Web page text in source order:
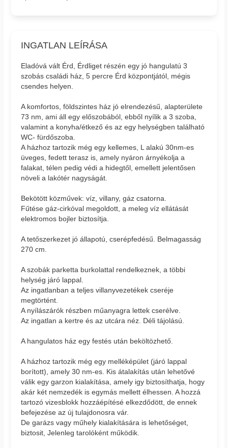
INGATLAN LEÍRÁSA
Eladóvá vált Érd, Érdliget részén egy jó hangulatú 3
szobás családi ház, 5 percre Érd központjától, mégis
csendes helyen.
A komfortos, földszintes ház jó elrendezésű, alapterülete
73 nm, ami áll egy előszobából, ebből nyílik a 3 szoba,
valamint a konyha/étkező és az egy helységben található
WC- fürdőszoba.
A házhoz tartozik még egy kellemes, L alakú 30nm-es
üveges, fedett terasz is, amely nyáron árnyékolja a
falakat, télen pedig védi a hidegtől, emellett jelentősen
növeli a lakótér nagyságát.
Bekötött közművek: víz, villany, gáz csatorna.
Fűtése gáz-cirkóval megoldott, a meleg víz ellátását
elektromos bojler biztosítja.
A tetőszerkezet jó állapotú, cserépfedésű. Belmagasság
270 cm.
A szobák parketta burkolattal rendelkeznek, a többi
helység járó lappal.
Az ingatlanban a teljes villanyvezetékek cseréje
megtörtént.
A nyílászárók részben műanyagra lettek cserélve.
Az ingatlan a kertre és az utcára néz. Déli tájolású.
A hangulatos ház egy festés után beköltözhető.
A házhoz tartozik még egy melléképület (járó lappal
borított), amely 30 nm-es. Kis átalakítás után lehetővé
válik egy garzon kialakítása, amely igy biztosíthatja, hogy
akár két nemzedék is egymás mellett élhessen. A hozzá
tartozó vizesblokk hozzáépítésé elkezdődött, de ennek
befejezése az új tulajdonosra vár.
De garázs vagy műhely kialakítására is lehetőséget,
biztosit, Jelenleg tarolóként működik.